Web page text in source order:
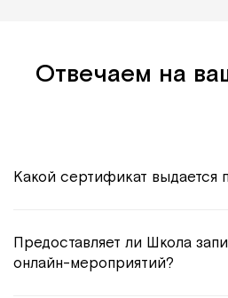
Отвечаем на
Какой сертификат выдается
Предоставляет ли Школа
онлайн-мероприятий?